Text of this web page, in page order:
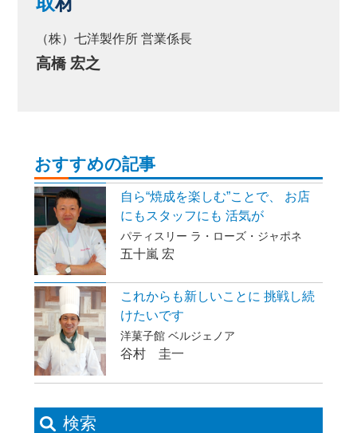
（株）七洋製作所 営業係長
高橋 宏之
おすすめの記事
自ら“焼成を楽しむ”ことで、 お店
にもスタッフにも 活気が
パティスリー ラ・ローズ・ジャポネ
五十嵐 宏
これからも新しいことに 挑戦し続
けたいです
洋菓子館 ベルジェノア
谷村 圭一
検索